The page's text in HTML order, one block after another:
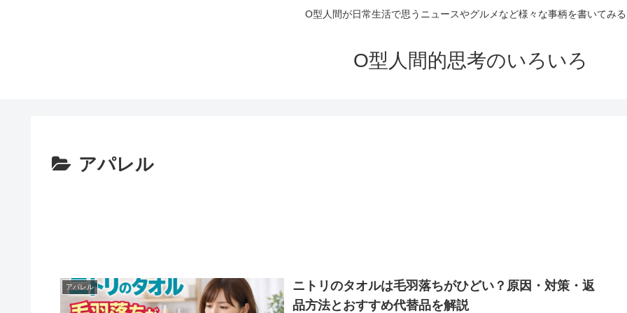
O型人間が日常生活で思うニュースやグルメなど様々な事柄を書いてみ
O型人間的思考のいろいろ
アパレル
アパレル
ニトリのタオルは毛羽落ちがひどい？原因・対策・返
品方法とおすすめ代替品を解説